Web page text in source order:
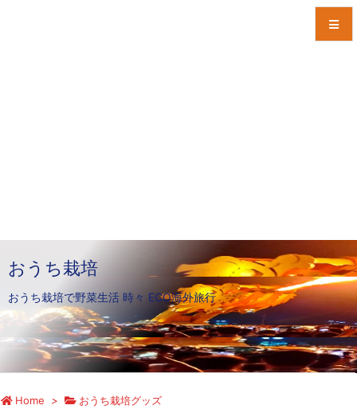
おうち栽培
おうち栽培で野菜生活 時々 ECO海外旅行
検索
Home > おうち栽培グッズ